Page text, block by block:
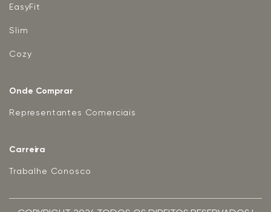
EasyFit
Slim
Cozy
Onde Comprar
Representantes Comerciais
Carreira
Trabalhe Conosco